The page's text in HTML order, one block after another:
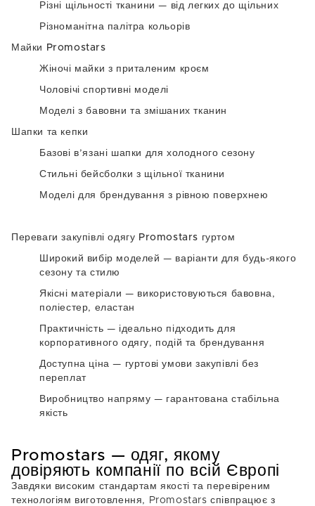
Різні щільності тканини — від легких до щільних
Різноманітна палітра кольорів
Майки Promostars
Жіночі майки з приталеним кроєм
Чоловічі спортивні моделі
Моделі з бавовни та змішаних тканин
Шапки та кепки
Базові в’язані шапки для холодного сезону
Стильні бейсболки з щільної тканини
Моделі для брендування з рівною поверхнею
Переваги закупівлі одягу Promostars гуртом
Широкий вибір моделей — варіанти для будь-якого
сезону та стилю
Якісні матеріали — використовуються бавовна,
поліестер, еластан
Практичність — ідеально підходить для
корпоративного одягу, подій та брендування
Доступна ціна — гуртові умови закупівлі без
переплат
Виробництво напряму — гарантована стабільна
якість
Promostars — одяг, якому
довіряють компанії по всій Європі
Завдяки високим стандартам якості та перевіреним
технологіям виготовлення, Promostars співпрацює з